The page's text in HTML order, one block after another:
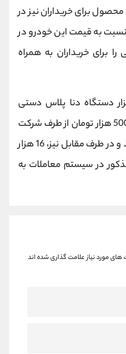
برای خریداران نیز در
که نسبت به قیمت این خودرو در
تومانی را برای خریداران به همراه
ذکر است که امروز، 10 هزار دستگاه دنا پلاس دستی
سفید با قیمت پایه 189 میلیون و 500 هزار تومان از طرف شرکت
شد و در طرف مقابل نیز، 16 هزار
مذکور در سیستم معاملات به
مورد نیاز علامت گذاری شده اند
90001030
@alireza.mehrabii
@alirezamehrabi_com